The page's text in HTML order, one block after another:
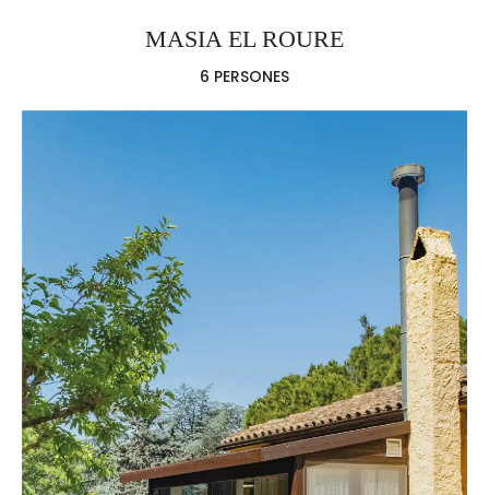
MASIA EL ROURE
6 PERSONES